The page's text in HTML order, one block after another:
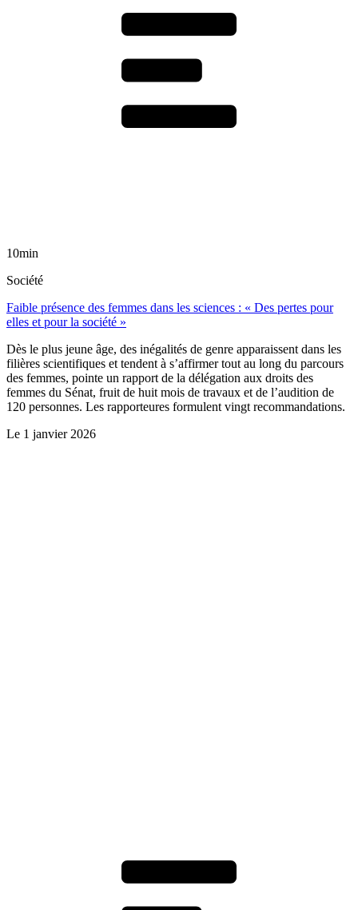
10min
Société
Faible présence des femmes dans les sciences : « Des pertes pour
elles et pour la société »
Dès le plus jeune âge, des inégalités de genre apparaissent dans les
filières scientifiques et tendent à s’affirmer tout au long du parcours
des femmes, pointe un rapport de la délégation aux droits des
femmes du Sénat, fruit de huit mois de travaux et de l’audition de
120 personnes. Les rapporteures formulent vingt recommandations.
Le 1 janvier 2026